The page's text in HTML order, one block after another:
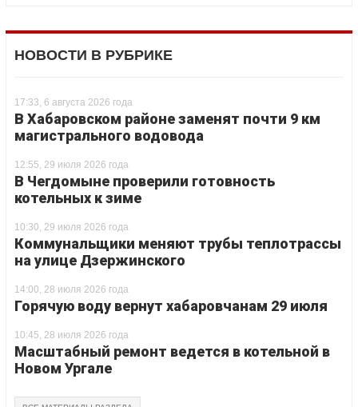
НОВОСТИ В РУБРИКЕ
17:33, 6 августа 2026 года
В Хабаровском районе заменят почти 9 км
магистрального водовода
12:55, 29 июля 2026 года
В Чегдомыне проверили готовность
котельных к зиме
10:30, 29 июля 2026 года
Коммунальщики меняют трубы теплотрассы
на улице Дзержинского
14:00, 28 июля 2026 года
Горячую воду вернут хабаровчанам 29 июля
10:45, 28 июля 2026 года
Масштабный ремонт ведется в котельной в
Новом Ургале